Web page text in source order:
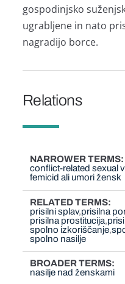
gospodinjsko
ugrabljene in nato
nagradijo borce.
Relations
NARROWER TERMS
conflict-related sexual
femicid ali umori žensk
RELATED TERMS
prisilni splav prisilna
prisilna prostitucija
spolno izkoriščanje
spolno nasilje
BROADER TERMS
nasilje nad ženskami